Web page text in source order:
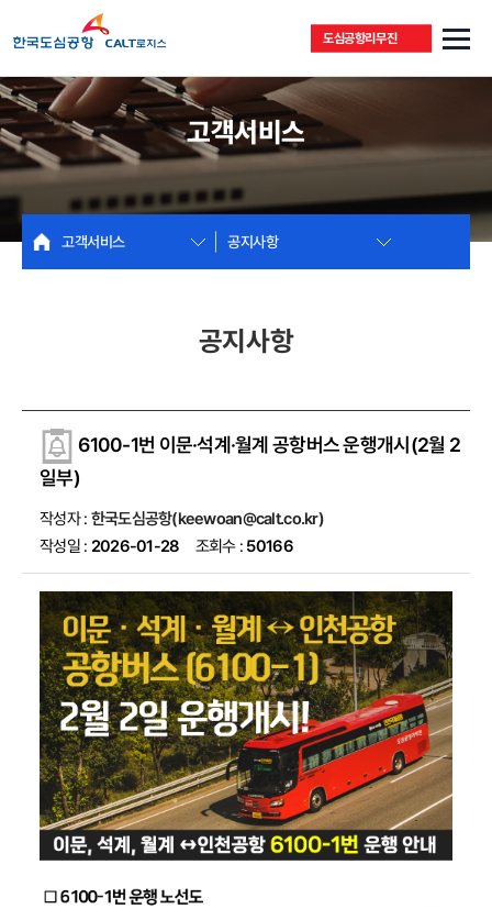
도심공항리무진
고객서비스
고객서비스 공지사항
공지사항
6100-1번 이문·석계·월계 공항버스 운행개시(2월 2
일부)
작성자 : 한국도심공항(keewoan@calt.co.kr)
작성일 : 2026-01-28 조회수 : 50166